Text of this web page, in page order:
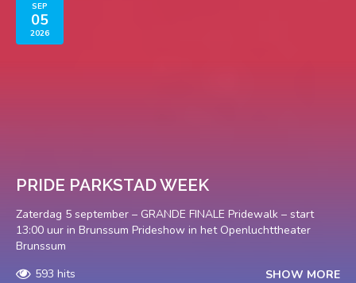
SEP
05
2026
PRIDE PARKSTAD WEEK
Zaterdag 5 september – GRANDE FINALE Pridewalk – start
13:00 uur in Brunssum Prideshow in het Openluchttheater
Brunssum
593 hits
SHOW MORE